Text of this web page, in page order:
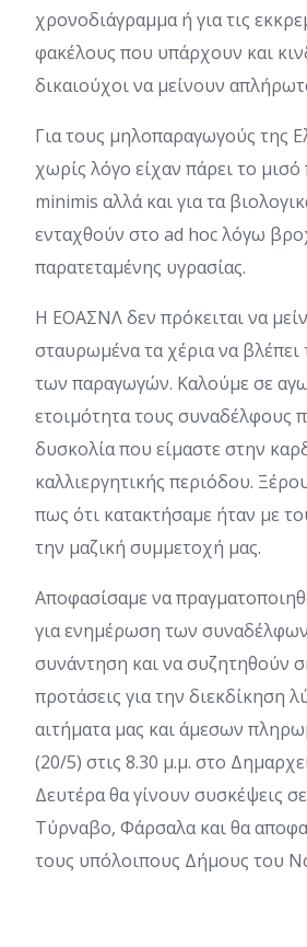
χρονοδιάγραμμα ή για τις
φακέλους που υπάρχουν και
δικαιούχοι να μείνουν
Για τους μηλοπαραγωγούς της
χωρίς λόγο είχαν πάρει το
minimis αλλά και για τα
ενταχθούν στο ad hoc λόγω
παρατεταμένης υγρασίας.
Η ΕΟΑΣΝΛ δεν πρόκειται να
σταυρωμένα τα χέρια να
των παραγωγών. Καλούμε σε
ετοιμότητα τους συναδέλφους
δυσκολία που είμαστε στην
καλλιεργητικής περιόδου.
πως ότι κατακτήσαμε ήταν με
την μαζική συμμετοχή μας.
Αποφασίσαμε να
για ενημέρωση των συναδέλφων
συνάντηση και να συζητηθούν
προτάσεις για την διεκδίκηση
αιτήματα μας και άμεσων
(20/5) στις 8.30 μ.μ. στο
Δευτέρα θα γίνουν συσκέψεις
Τύρναβο, Φάρσαλα και θα
τους υπόλοιπους Δήμους του